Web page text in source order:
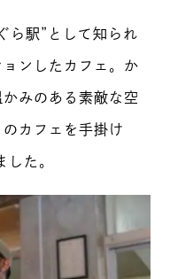
ら駅”として知られ
ンしたカフェ。か
みのある素敵な空
カフェを手掛け
した。